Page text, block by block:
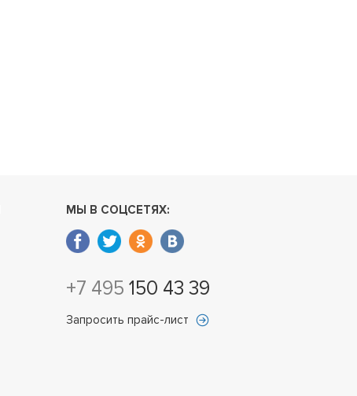
МЫ В СОЦСЕТЯХ:
+7 495 150 43 39
Запросить прайс-лист